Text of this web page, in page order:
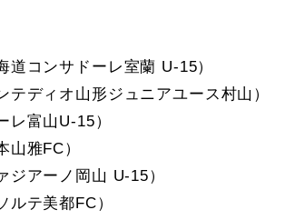
道コンサドーレ室蘭 U-15）
テディオ山形ジュニアユース村山）
レ富山U-15）
山雅FC）
ジアーノ岡山 U-15）
ルテ美都FC）